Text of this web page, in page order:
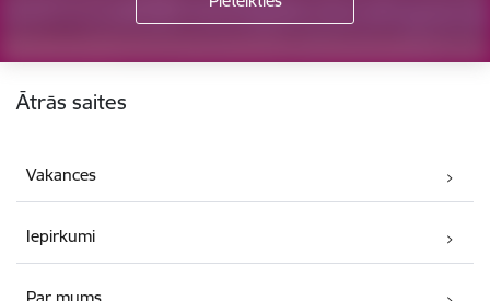
Ātrās saites
Vakances
Iepirkumi